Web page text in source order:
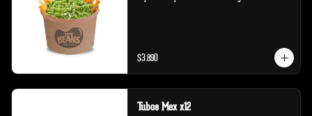
$3.890
Tubos Mex x12